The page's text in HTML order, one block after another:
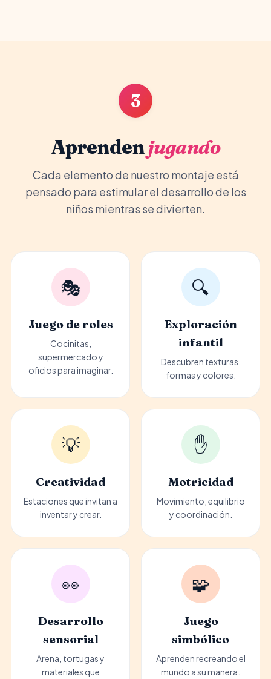
3
Aprendenjugando
Cada elemento de nuestro montaje está
pensado para estimular el desarrollo de los
niños mientras se divierten.
🎭
Juego de roles
Cocinitas,
supermercado y
oficios para imaginar.
🔍
Exploración
infantil
Descubren texturas,
formas y colores.
💡
Creatividad
Estaciones que invitan a
inventar y crear.
✋
Motricidad
Movimiento, equilibrio
y coordinación.
👀
Desarrollo
sensorial
Arena, tortugas y
materiales que
🧩
Juego
simbólico
Aprenden recreando el
mundo a su manera.